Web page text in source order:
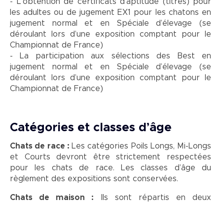
les adultes ou de jugement EX1 pour les chatons en
jugement normal et en Spéciale d’élevage (se
déroulant lors d’une exposition comptant pour le
Championnat de France)
- La participation aux sélections des Best en
jugement normal et en Spéciale d’élevage (se
déroulant lors d’une exposition comptant pour le
Championnat de France)
Catégories et classes d’âge
Chats de race : Les catégories Poils Longs, Mi-Longs
et Courts devront être strictement respectées
pour les chats de race. Les classes d’âge du
règlement des expositions sont conservées.
Chats de maison : Ils sont répartis en deux